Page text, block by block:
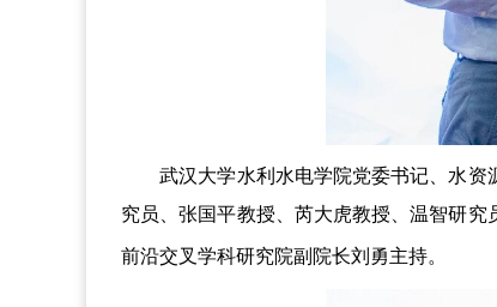
武汉大学水利水电学院党委书记、水资源
究员、张国平教授、芮大虎教授、温智研
前沿交叉学科研究院副院长刘勇主持。